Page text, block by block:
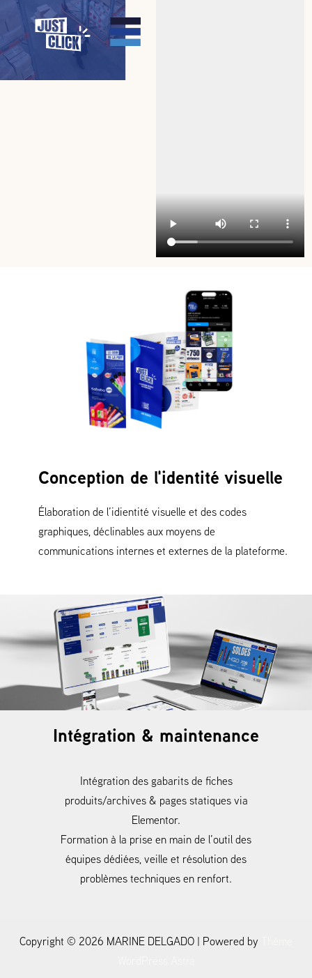
Conception de l'identité visuelle
Élaboration de l’idientité visuelle et des codes
graphiques, déclinables aux moyens de
communications internes et externes de la plateforme.
Intégration & maintenance
Intégration des gabarits de fiches
produits/archives & pages statiques via
Elementor.
Formation à la prise en main de l’outil des
équipes dédiées, veille et résolution des
problèmes techniques en renfort.
Copyright © 2026 MARINE DELGADO | Powered by